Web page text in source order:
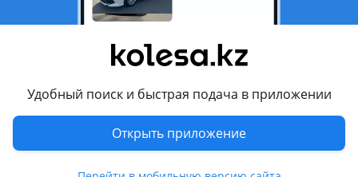
Удобный поиск и быстрая подача в приложении
Открыть приложение
Объем двигателя, л
211 571 км
Автомат
Привод
Полный привод
Руль
Слева
Растаможен в Казахстане
Да